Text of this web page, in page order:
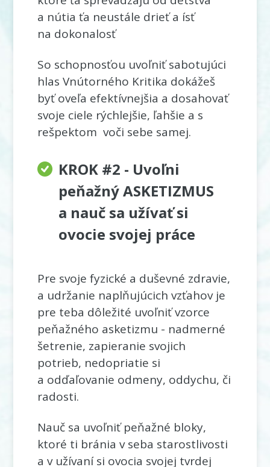
a nútia ťa neustále drieť a ísť
na dokonalosť
So schopnosťou uvoľniť sabotujúci
hlas Vnútorného Kritika dokážeš
byť oveľa efektívnejšia a dosahovať
svoje ciele rýchlejšie, ľahšie a s
rešpektom voči sebe samej.
KROK #2 - Uvoľni
peňažný ASKETIZMUS
a nauč sa užívať si
ovocie svojej práce
Pre svoje fyzické a duševné zdravie,
a udržanie naplňujúcich vzťahov je
pre teba dôležité uvoľniť vzorce
peňažného asketizmu - nadmerné
šetrenie, zapieranie svojich
potrieb, nedopriatie si
a odďaľovanie odmeny, oddychu, či
radosti.
Nauč sa uvoľniť peňažné bloky,
ktoré ti bránia v seba starostlivosti
a v užívaní si ovocia svojej tvrdej